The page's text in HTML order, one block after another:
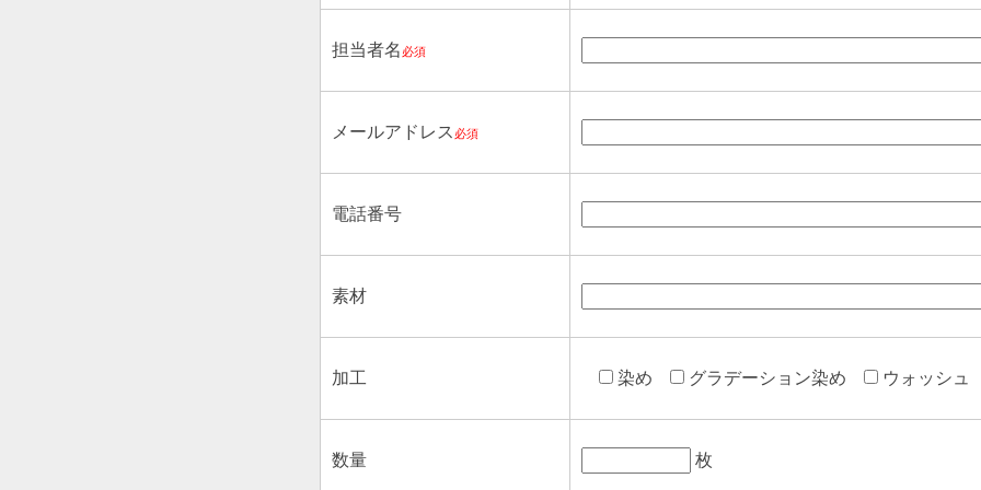
担当者名 必須
メールアドレス 必須
電話番号
素材
加工 染め グラデーション染め ウォッシュ
数量 枚